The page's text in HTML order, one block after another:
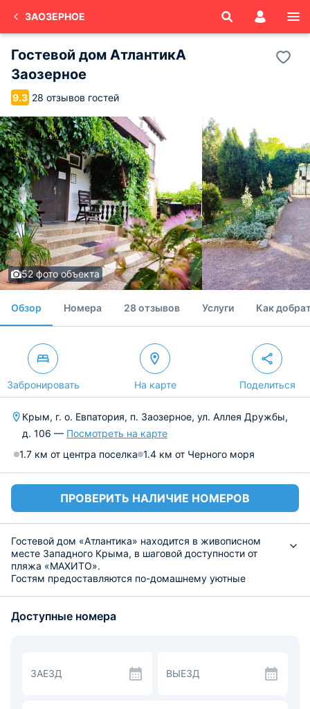
ЗАОЗЕРНОЕ
Гостевой дом АтлантикА
Заозерное
9.3 28 отзывов гостей
52 фото объекта
Обзор Номера 28 отзывов Услуги Как
Забронировать На карте Поделиться
Крым, г. о. Евпатория, п. Заозерное, ул. Аллея Дружбы,
д. 106 — Посмотреть на карте
1.7 км от центра поселка 1.4 км от Черного моря
ПРОВЕРИТЬ НАЛИЧИЕ НОМЕРОВ
Гостевой дом «Атлантика» находится в живописном
месте Западного Крыма, в шаговой доступности от
пляжа «МАХИТО».
Гостям предоставляются по-домашнему уютные
комфортных условий проживания гостей: удобные
приготовленные на гриле, а также напитки по
приемлемым ценам. На территории есть
Доступные номера
ЗАЕЗД ВЫЕЗД